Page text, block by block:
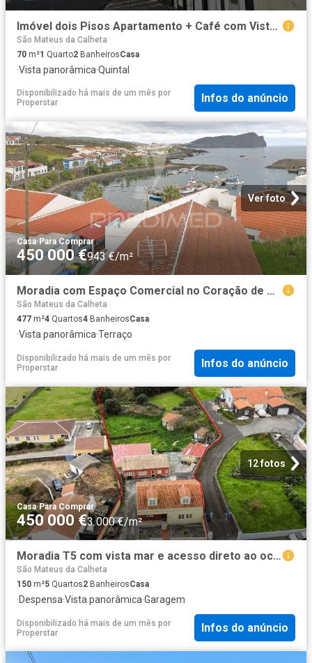
Imóvel dois Pisos Apartamento + Café com Vista Mar no Terreiro – São Mateus
São Mateus da Calheta
70 m²1 Quarto2 BanheirosCasa
·Vista panorâmica·Quintal
Disponibilizado há mais de um mês por
Properstar
Infos do anúncio
Ver foto
Casa· Para Comprar
450 000 €943 €/m²
Moradia com Espaço Comercial no Coração de São Mateus – Vista Mar Deslumbrante
São Mateus da Calheta
477 m²4 Quartos4 BanheirosCasa
·Vista panorâmica·Terraço
Disponibilizado há mais de um mês por
Properstar
Infos do anúncio
12 fotos
Casa·Para Comprar
450 000 €3 000 €/m²
Moradia T5 com vista mar e acesso direto ao oceano, São Bartolomeu de Regatos Ilha Terceira
São Mateus da Calheta
150 m²5 Quartos2 BanheirosCasa
·Despensa·Vista panorâmica·Garagem
Disponibilizado há mais de um mês por
Properstar
Infos do anúncio